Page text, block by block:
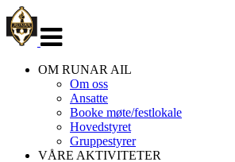
navigasjon
OM RUNAR AIL
Om oss
Ansatte
Booke møte/festlokale
Hovedstyret
Gruppestyrer
VÅRE AKTIVITETER